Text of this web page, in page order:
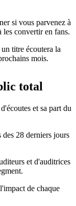
si vous parvenez à
les convertir en fans.
titre écoutera la
mois.
total
et sa part du
28 derniers jours
et d'auditrices
de chaque